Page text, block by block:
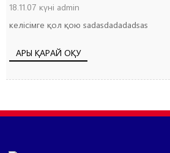
18.11.07 күні admin
келісімге қол қою sadasdadadadsas
АРЫ ҚАРАЙ ОҚУ